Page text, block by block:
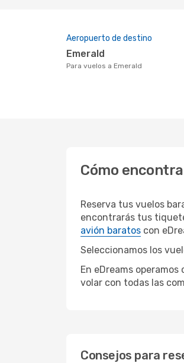
Aeropuerto de destino
Emerald
Para vuelos a Emerald
Cómo
Reserva tus vuelos
encontrarás tus
avión baratos con
Seleccionamos los
En eDreams
volar con todas las
Consejos para